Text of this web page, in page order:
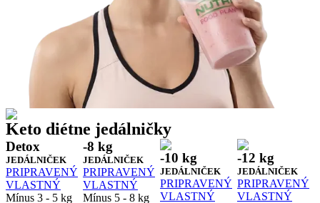
Keto diétne jedálničky
Detox
JEDÁLNIČEK
PRIPRAVENÝ
VLASTNÝ
Mínus 3 - 5 kg
-8 kg
JEDÁLNIČEK
PRIPRAVENÝ
VLASTNÝ
Mínus 5 - 8 kg
-10 kg
JEDÁLNIČEK
PRIPRAVENÝ
VLASTNÝ
-12 kg
JEDÁLNIČEK
PRIPRAVENÝ
VLASTNÝ